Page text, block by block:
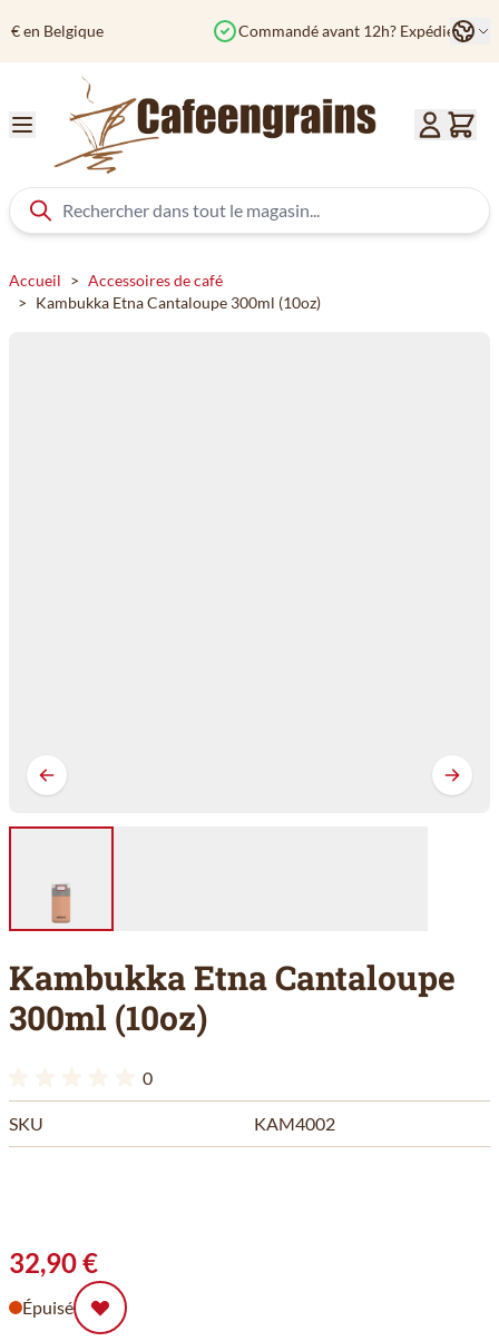
Commandé avant 12h? Expédié aujourd'hui
Accueil > Accessoires de café
> Kambukka Etna Cantaloupe 300ml (10oz)
Kambukka Etna Cantaloupe
300ml (10oz)
0
SKU KAM4002
32,90 €
Épuisé